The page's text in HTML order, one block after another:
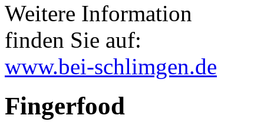
Weitere Information
finden Sie auf:
www.bei-schlimgen.de
Fingerfood